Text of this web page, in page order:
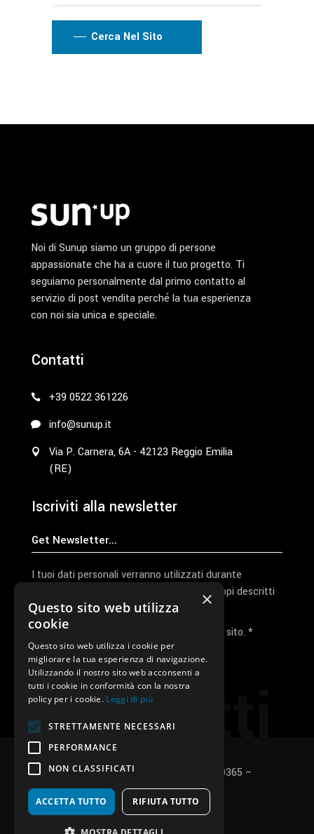
Cerca Nel Sito
Contatti
Noi di Sunup siamo un gruppo di persone
appassionate che ha a cuore il tuo progetto. Ti
seguiamo personalmente dal primo contatto al
servizio di post vendita perché la tua esperienza
con noi sia unica e speciale.
Contatti
+39 0522 361226
info@sunup.it
Via P. Carnera, 6A - 42123 Reggio Emilia
(RE)
Iscriviti alla newsletter
I tuoi dati personali verranno utilizzati durante
l'elaborazione della richiesta e per altri scopi descritti
nella nostraprivacy policy
Ho letto e accetto la privacy policy del sito. *
Invia I Dati
SUNUP S.r.l. – P.Iva e C.F.: 03496530365 –
Privacy policy –Cookies policy
fb in
×
Questo sito web utilizza
cookie
Questo sito web utilizza i cookie per
migliorare la tua esperienza di navigazione.
Utilizzando il nostro sito web acconsenti a
tutti i cookie in conformità con la nostra
policy per i cookie. Leggi di più
STRETTAMENTE NECESSARI
PERFORMANCE
NON CLASSIFICATI
ACCETTA TUTTO RIFIUTA TUTTO